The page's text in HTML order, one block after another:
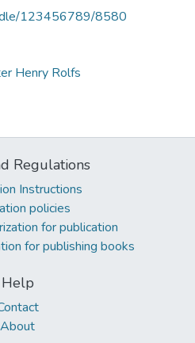
123456789/8580
Henry Rolfs
Regulations
Instructions
policies
for publication
for publishing books
Help
About